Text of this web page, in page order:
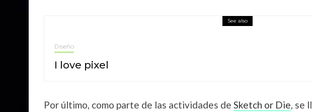
See also
Diseño
I love pixel
Por último, como parte de las actividades de Sketch or Die, se